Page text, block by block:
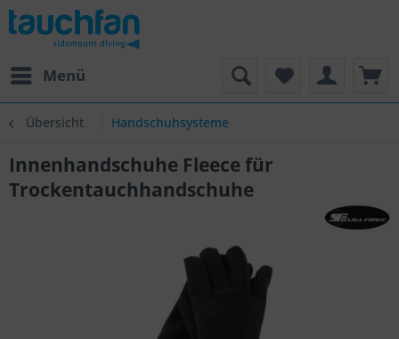
Menü
Übersicht Handschuhsysteme
Innenhandschuhe Fleece für
Trockentauchhandschuhe